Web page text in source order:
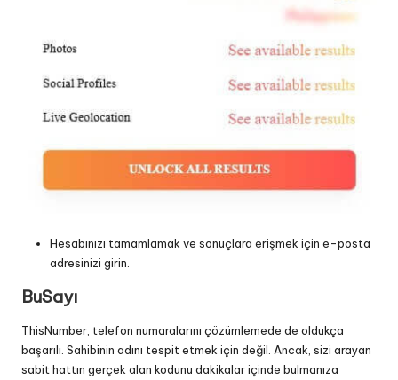
Hesabınızı tamamlamak ve sonuçlara erişmek için e-posta
adresinizi girin.
BuSayı
ThisNumber, telefon numaralarını çözümlemede de oldukça
başarılı. Sahibinin adını tespit etmek için değil. Ancak, sizi arayan
sabit hattın gerçek alan kodunu dakikalar içinde bulmanıza